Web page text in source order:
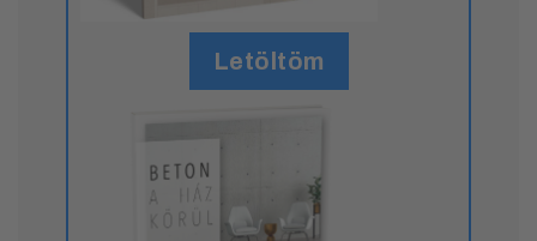
Letöltöm